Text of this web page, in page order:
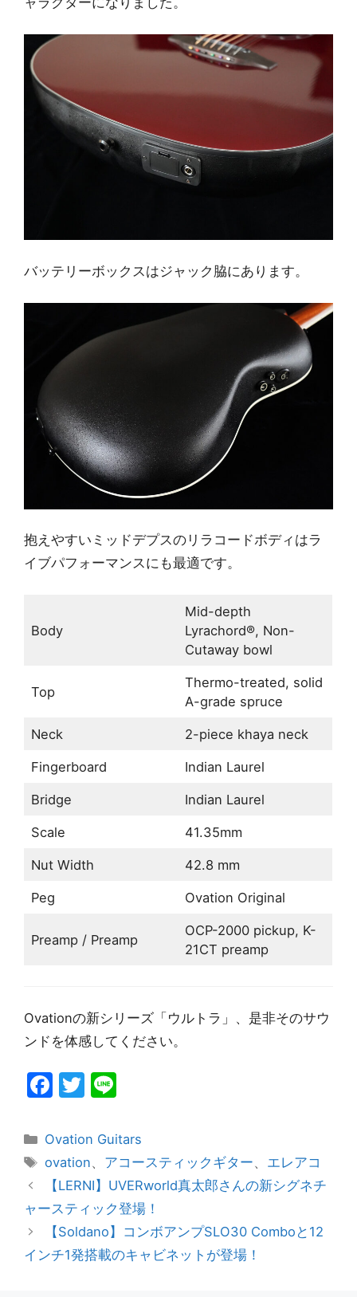
バッテリーボックスはジャック脇にあります。
抱えやすいミッドデプスのリラコードボディはラ
イブパフォーマンスにも最適です。
Body
Mid-depth
Lyrachord®, Non-
Cutaway bowl
Top
Thermo-treated, solid
A-grade spruce
Neck 2-piece khaya neck
Fingerboard Indian Laurel
Bridge Indian Laurel
Scale 41.35mm
Nut Width 42.8 mm
Peg Ovation Original
Preamp / Preamp
OCP-2000 pickup, K-
21CT preamp
Ovationの新シリーズ「ウルトラ」、是非そのサウ
ンドを体感してください。
F
c
e
b
o
o
k
T
itt
er
e
カ
テ
ゴ
リ
ー
Ovation Guitars
タ
グ
ovation、 アコースティックギター、 エレアコ
【LERNI】UVERworld真太郎さんの新シグネチ
ャースティック登場！
【Soldano】コンボアンプSLO30 Comboと12
インチ1発搭載のキャビネットが登場！